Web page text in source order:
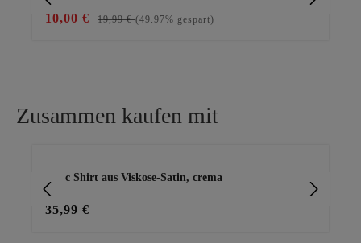
10,00 € 19,99 €(49.97% gespart)
Zusammen kaufen mit
Basic Shirt aus Viskose-Satin, crema
35,99 €